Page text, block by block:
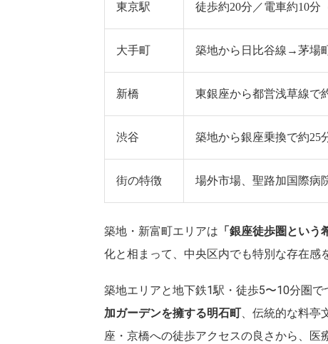
東京駅 徒歩約20分／電車約10分
大手町 築地から日比谷線→茅場
新橋 東銀座から都営浅草線で
渋谷 築地から銀座乗換で約25
街の特徴 場外市場、聖路加国際病
築地・新富町エリアは 「銀座徒歩圏という
化と相まって、中央区内でも特別な存在感
築地エリアと地下鉄1駅・徒歩5〜10分圏で
加ガーデンを擁する明石町、伝統的な料亭
座・京橋への徒歩アクセスの良さから、医